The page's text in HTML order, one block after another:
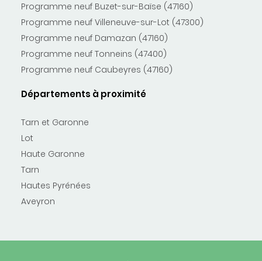
Programme neuf Buzet-sur-Baïse (47160)
Programme neuf Villeneuve-sur-Lot (47300)
Programme neuf Damazan (47160)
Programme neuf Tonneins (47400)
Programme neuf Caubeyres (47160)
Départements à proximité
Tarn et Garonne
Lot
Haute Garonne
Tarn
Hautes Pyrénées
Aveyron